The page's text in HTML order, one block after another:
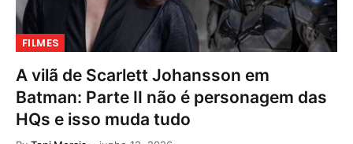
FILMES
A vilã de Scarlett Johansson em
Batman: Parte II não é personagem das
HQs e isso muda tudo